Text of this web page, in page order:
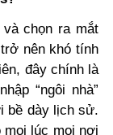
chọn ra mắt
nên khó tính
đây chính là
“ngôi nhà”
bề dày lịch sử.
mọi lúc mọi nơi